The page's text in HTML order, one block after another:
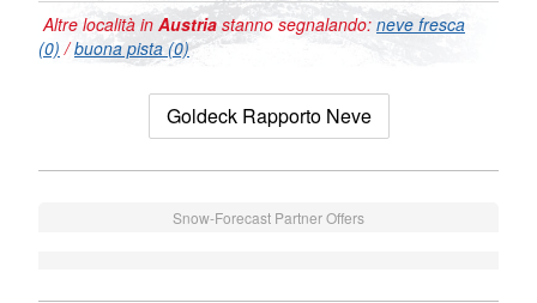
Altre località in Austria stanno segnalando: neve fresca
(0) /buona pista (0)
Goldeck Rapporto Neve
Snow-Forecast Partner Offers